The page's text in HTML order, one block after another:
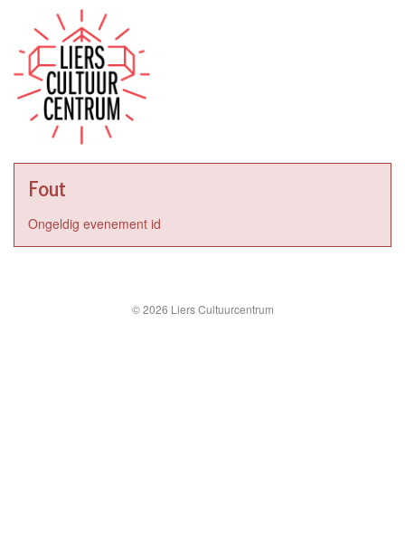
Fout
Ongeldig evenement id
© 2026 Liers Cultuurcentrum